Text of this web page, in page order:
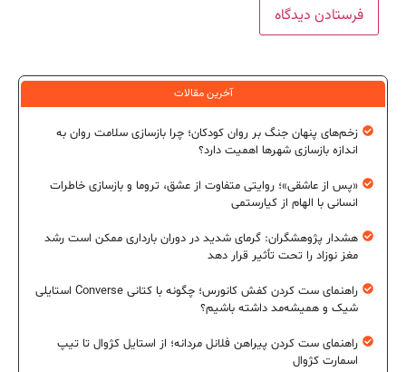
آخرین مقالات
زخم‌های پنهان جنگ بر روان کودکان؛ چرا بازسازی سلامت روان به
اندازه بازسازی شهرها اهمیت دارد؟
«پس از عاشقی»؛ روایتی متفاوت از عشق، تروما و بازسازی خاطرات
انسانی با الهام از کیارستمی
هشدار پژوهشگران: گرمای شدید در دوران بارداری ممکن است رشد
مغز نوزاد را تحت تأثیر قرار دهد
راهنمای ست کردن کفش کانورس؛ چگونه با کتانی Converse استایلی
شیک و همیشه‌مد داشته باشیم؟
راهنمای ست کردن پیراهن فلانل مردانه؛ از استایل کژوال تا تیپ
اسمارت کژوال